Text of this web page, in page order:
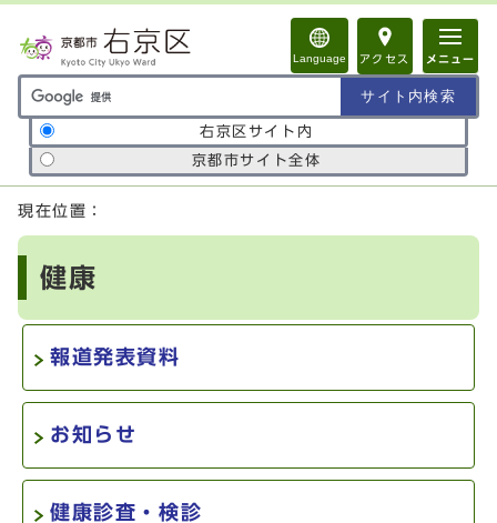
Language アクセス メニュー
サイト内検索の範囲
右京区サイト内
京都市サイト全体
ここから本文です
現在位置：
健康
報道発表資料
お知らせ
健康診査・検診